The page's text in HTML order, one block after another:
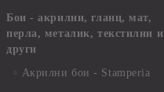
Бои - акрилни, гланц, мат,
перла, металик, текстилни и
други
Акрилни бои - Stamperia